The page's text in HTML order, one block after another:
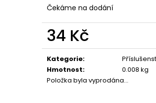
Čekáme na dodání
34 Kč
Měrná
cena:
Kategorie:
Hmotnost:
0.008 kg
Položka byla vyprodána…